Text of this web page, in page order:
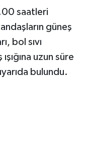
saatleri
güneş
bol sıvı
uzun süre
bulundu.